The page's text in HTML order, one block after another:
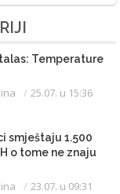
Temperature
25.07. u 15:36
smještaju 1.500
o tome ne znaju
23.07. u 09:31